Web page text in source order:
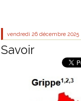
vendredi 26 décembre 2025
Savoir